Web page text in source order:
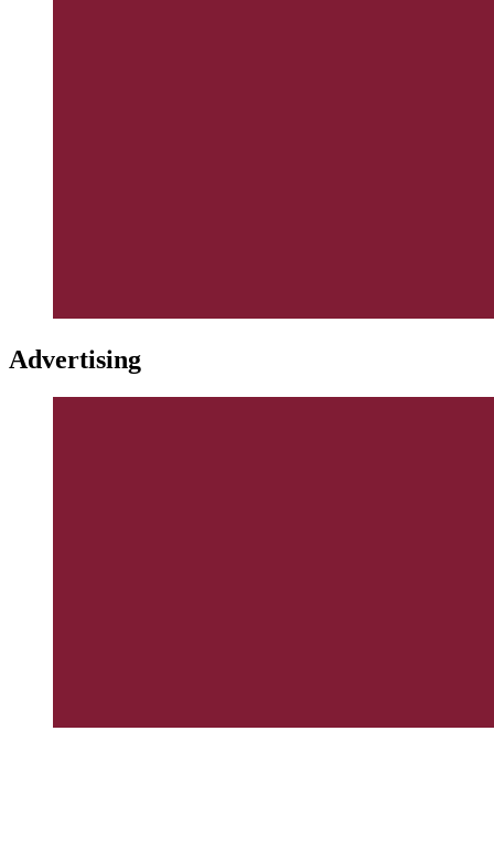
Advertising